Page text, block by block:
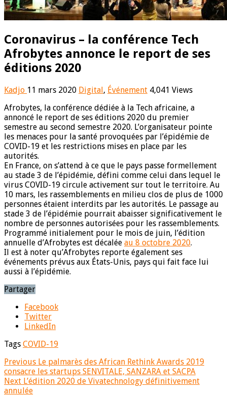
Coronavirus – la conférence Tech
Afrobytes annonce le report de ses
éditions 2020
Kadjo 11 mars 2020 Digital, Événement 4,041 Views
Afrobytes, la conférence dédiée à la Tech africaine, a
annoncé le report de ses éditions 2020 du premier
semestre au second semestre 2020. L’organisateur pointe
les menaces pour la santé provoquées par l’épidémie de
COVID-19 et les restrictions mises en place par les
autorités.
En France, on s’attend à ce que le pays passe formellement
au stade 3 de l’épidémie, défini comme celui dans lequel le
virus COVID-19 circule activement sur tout le territoire. Au
10 mars, les rassemblements en milieu clos de plus de 1000
personnes étaient interdits par les autorités. Le passage au
stade 3 de l’épidémie pourrait abaisser significativement le
nombre de personnes autorisées pour les rassemblements.
Programmé initialement pour le mois de juin, l’édition
annuelle d’Afrobytes est décalée au 8 octobre 2020.
Il est à noter qu’Afrobytes reporte également ses
événements prévus aux États-Unis, pays qui fait face lui
aussi à l’épidémie.
Partager
Facebook
Twitter
LinkedIn
Tags COVID-19
Previous Le palmarès des African Rethink Awards 2019
consacre les startups SENVITALE, SANZARA et SACPA
Next L’édition 2020 de Vivatechnology définitivement
annulée